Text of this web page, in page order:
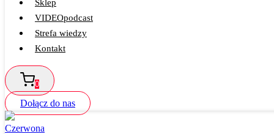
Sklep
VIDEOpodcast
Strefa wiedzy
Kontakt
0
Dołącz do nas